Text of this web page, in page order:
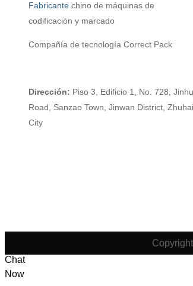
Fabricante chino de máquinas de
codificación y marcado
Compañía de tecnología Correct Pack
Dirección: Piso 3, Edificio 1, No. 728, Jinhu
Road, Sanzao Town, Jinwan District, Zhuhai
City
Chat
Now